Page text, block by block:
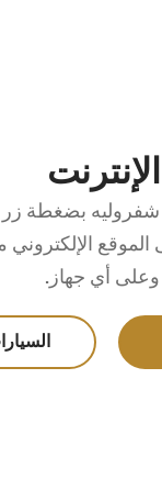
بضغطة
الموقع
أي جهاز.